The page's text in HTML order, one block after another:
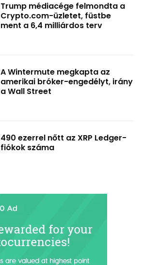
Trump médiacége felmondta a
Crypto.com-üzletet, füstbe
ment a 6,4 milliárdos terv
A Wintermute megkapta az
amerikai bróker-engedélyt, irány
a Wall Street
490 ezerrel nőtt az XRP Ledger-
fiókok száma